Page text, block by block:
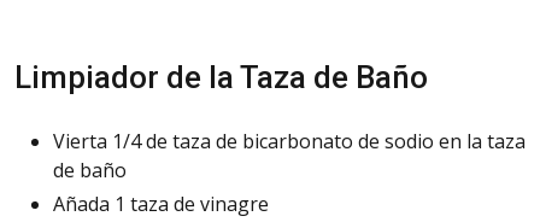
Limpiador de la Taza de Baño
Vierta 1/4 de taza de bicarbonato de sodio en la taza
de baño
Añada 1 taza de vinagre